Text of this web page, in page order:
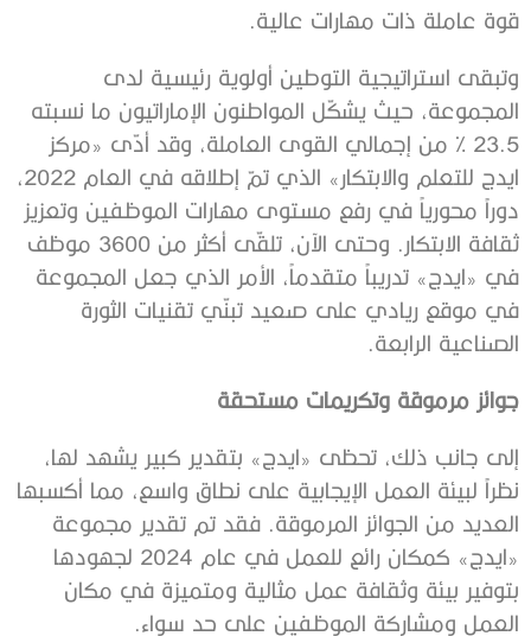
قوة عاملة ذات مهارات عالية.
وتبقى استراتيجية التوطين أولوية رئيسية لدى
المجموعة، حيث يشكّل المواطنون الإماراتيون ما نسبته
23.5 % من إجمالي القوى العاملة، وقد أدّى «مركز
ايدج للتعلم والابتكار» الذي تمّ إطلاقه في العام 2022،
دوراً محورياً في رفع مستوى مهارات الموظفين وتعزيز
ثقافة الابتكار. وحتى الآن، تلقّى أكثر من 3600 موظف
في «ايدج» تدريباً متقدماً، الأمر الذي جعل المجموعة
في موقع ريادي على صعيد تبنّي تقنيات الثورة
الصناعية الرابعة.
جوائز مرموقة وتكريمات مستحقة
إلى جانب ذلك، تحظى «ايدج» بتقدير كبير يشهد لها،
نظراً لبيئة العمل الإيجابية على نطاق واسع، مما أكسبها
العديد من الجوائز المرموقة. فقد تم تقدير مجموعة
«ايدج» كمكان رائع للعمل في عام 2024 لجهودها
بتوفير بيئة وثقافة عمل مثالية ومتميزة في مكان
العمل ومشاركة الموظفين على حد سواء.